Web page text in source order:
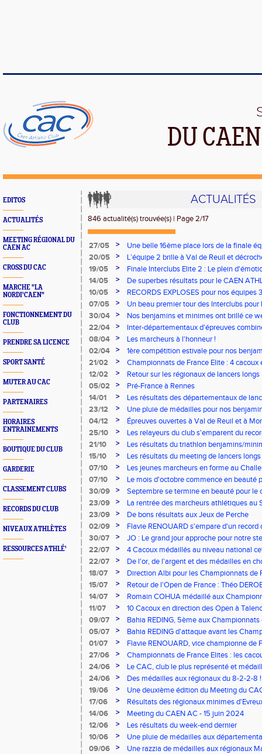
DU
EDITOS
ACTUALITÉS
MEETING RÉGIONAL DU
CAEN AC
CROSS DU CAC
MARCHE "LA
NORDI'CAEN"
FONCTIONNEMENT DU
CLUB
PRENDRE SA LICENCE
SPORT SANTÉ
MUTER AU CAC
PARTENAIRES
HORAIRES
ENTRAINEMENTS
BOUTIQUE DU CLUB
GARDERIE
CLASSEMENT CLUBS
RECORDS DU CLUB
NIVEAUX ATHLÈTES
RESSOURCES ATHLÉ'
ACTUALITÉS
846 actualité(s) trouvée(s) | Page 2/17
27/05 >
Une belle 16ème place lors de la finale
20/05
>
L’équipe 2 brille à Val de Reuil et
19/05
>
Finale Interclubs Elite 2 : Le plein
14/05
>
De superbes résultats pour le CAEN
Challenge Équip’Athlé !
10/05 >
RECORDS EXPLOSES pour nos équipes
Interclubs
07/05 >
Un beau premier tour des Interclubs pour
30/04
>
Nos benjamins et minimes ont brillé ce
22/04
>
Inter-départementaux d'épreuves
08/04
>
Les marcheurs à l'honneur !
02/04
>
1ère compétition estivale pour nos
21/02
>
Championnats de France Elite : 4 cacoux
12/02
>
Retour sur les régionaux de lancers longs
05/02
>
Pré-France à Rennes
14/01
>
Les résultats des départementaux de
23/12
>
Une pluie de médailles pour nos
04/12
>
Épreuves ouvertes à Val de Reuil et à
25/10
>
Les relayeurs du club s'emparent du
21/10
>
Les résultats du triathlon benjamins/
15/10
>
Les résultats du meeting de lancers longs
07/10
>
Les jeunes marcheurs en forme au
!
07/10 >
Le mois d'octobre commence en beauté
minimes
30/09 >
Septembre se termine en beauté pour le
23/09
>
La rentrée des marcheurs athlétiques au
23/09
>
De bons résultats aux Jeux de Perche
02/09
>
Flavie RENOUARD s'empare d'un record
30/07
>
JO : Le grand jour approche pour notre
22/07
>
4 Cacoux médaillés au niveau national
22/07
>
De l'or, de l'argent et des médailles en
Championnats de France Avenir !
18/07 >
Direction Albi pour les Championnats de
15/07
>
Retour de l'Open de France : Théo
14/07
>
Romain COHUA médaillé aux
11/07
>
10 Cacoux en direction des Open à
09/07
>
Bahia REDING, 5ème aux
Combinées !
05/07 >
Bahia REDING d'attaque avant les
d'Epreuves Combinées
01/07 >
Flavie RENOUARD, vice championne de
steeple !
27/06 >
Championnats de France Elites : les
24/06
>
Le CAC, club le plus représenté et
24/06
>
Des médailles aux régionaux du 8-2-2-8 !
19/06
>
Une deuxième édition du Meeting du
17/06
>
Résultats des régionaux minimes
14/06
>
Meeting du CAEN AC - 15 juin 2024
12/06
>
Les résultats du week-end dernier
10/06
>
Une pluie de médailles aux
benjamins/minimes !!!
09/06 >
Une razzia de médailles aux régionaux